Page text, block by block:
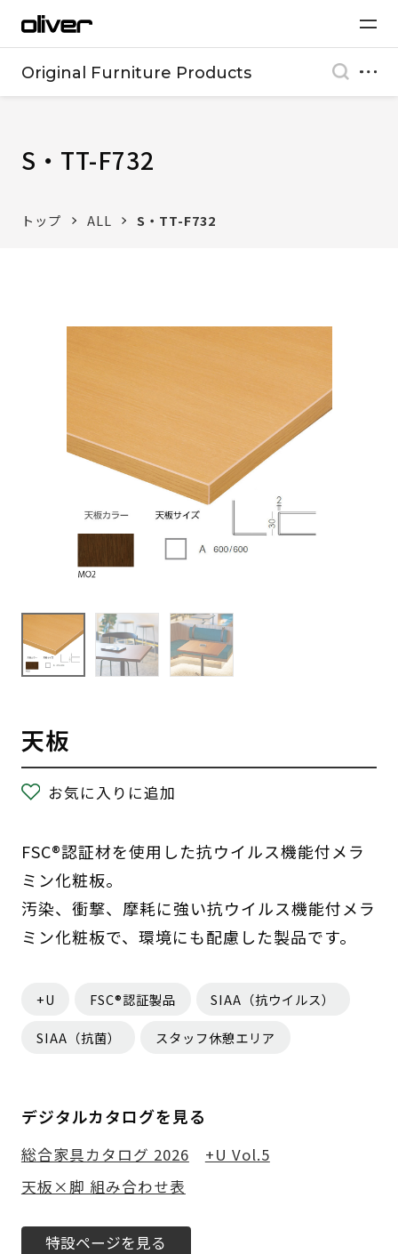
Original Furniture Products
S・TT-F732
トップ ALL S・TT-F732
天板
お気に入りに追加
FSC®認証材を使用した抗ウイルス機能付メラ
ミン化粧板。
汚染、衝撃、摩耗に強い抗ウイルス機能付メラ
ミン化粧板で、環境にも配慮した製品です。
+U FSC®認証製品 SIAA（抗ウイルス）
SIAA（抗菌） スタッフ休憩エリア
デジタルカタログを見る
総合家具カタログ 2026
+U Vol.5
天板×脚 組み合わせ表
特設ページを見る